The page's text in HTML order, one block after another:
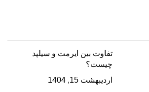
تفاوت بین ایرمت و سیلپد
چیست؟
اردیبهشت 15, 1404